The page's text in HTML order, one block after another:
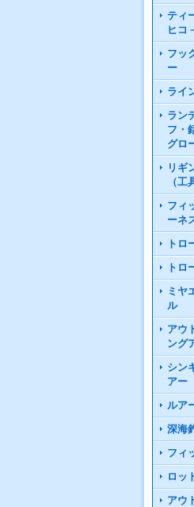
ティ
ヒコ
フッ
ー
ライ
ラン
フ・
グロ
リギ
（工
フィ
ーネ
トロ
トロ
ミヤ
ル
アウ
ング
シン
アー
ルア
深海
フィ
ロッ
アウ